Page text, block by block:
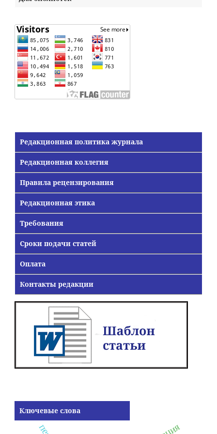
Редакционная политика журнала
Редакционная коллегия
Правила рецензирования
Редакционная этика
Требования
Сроки подачи статей
Оплата
Контакты редакции
Ключевые слова